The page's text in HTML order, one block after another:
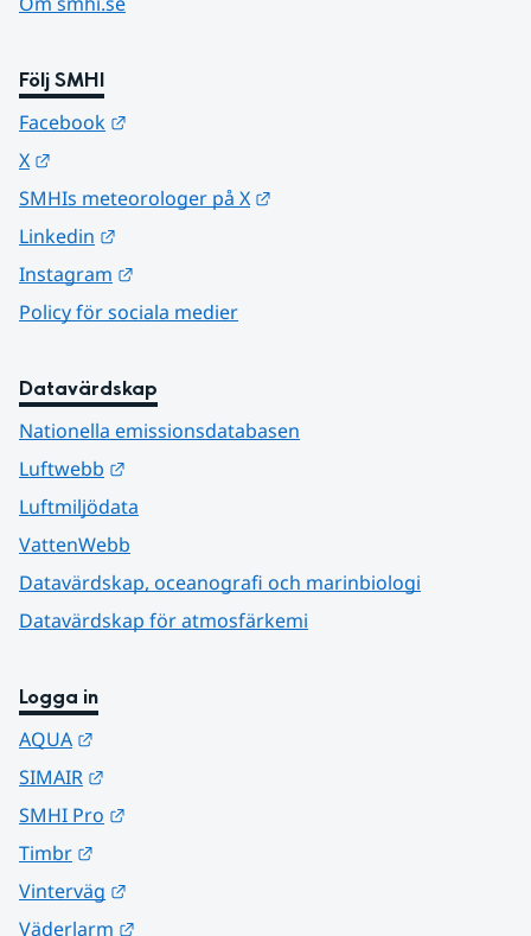
Följ SMHI
Facebook
X
SMHIs meteorologer på X
Linkedin
Instagram
Policy för sociala medier
Datavärdskap
Nationella emissionsdatabasen
Luftwebb
Luftmiljödata
VattenWebb
Datavärdskap, oceanografi och marinbiologi
Datavärdskap för atmosfärkemi
Logga in
AQUA
SIMAIR
SMHI Pro
Timbr
Vinterväg
Väderlarm